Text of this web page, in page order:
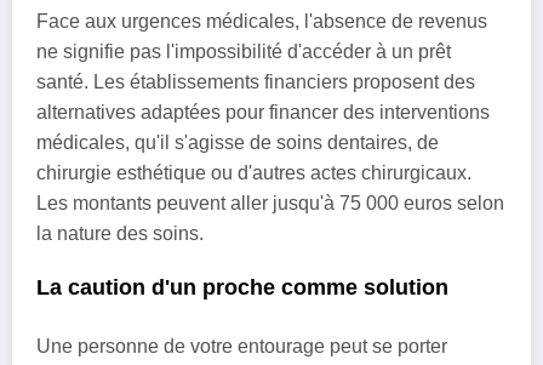
Face aux urgences médicales, l'absence de revenus
ne signifie pas l'impossibilité d'accéder à un prêt
santé. Les établissements financiers proposent des
alternatives adaptées pour financer des interventions
médicales, qu'il s'agisse de soins dentaires, de
chirurgie esthétique ou d'autres actes chirurgicaux.
Les montants peuvent aller jusqu'à 75 000 euros selon
la nature des soins.
La caution d'un proche comme solution
Une personne de votre entourage peut se porter